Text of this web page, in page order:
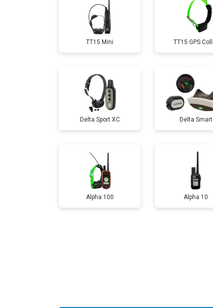
Замена кнопок
TT15 Mini TT15 GPS
Delta Sport XC Delta Smart
Alpha 100 Alpha 10